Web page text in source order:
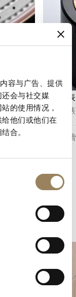
容与广告、提供
会与社交媒
的使用情况，
他们或他们在
合。
。根據
偏心小
計時碼表
計時碼
短時間
能、可